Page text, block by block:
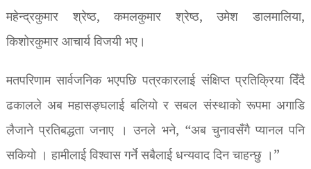
महेन्द्रकुमार श्रेष्ठ, कमलकुमार श्रेष्ठ, उमेश डालमालिया,
किशोरकुमार आचार्य विजयी भए।
मतपरिणाम सार्वजनिक भएपछि पत्रकारलाई संक्षिप्त प्रतिक्रिया दिँदै
ढकालले अब महासङ्घलाई बलियो र सबल संस्थाको रूपमा अगाडि
लैजाने प्रतिबद्धता जनाए । उनले भने, “अब चुनावसँगै प्यानल पनि
सकियो । हामीलाई विश्वास गर्ने सबैलाई धन्यवाद दिन चाहन्छु ।”